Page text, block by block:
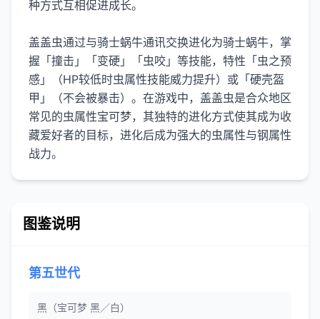
种方式互相促进成长。
盖盖虫通过与骑士蜗牛通讯交换进化为骑士蜗牛，掌
握「撞击」「变硬」「虫咬」等技能，特性「虫之预
感」（HP较低时虫属性技能威力提升）或「硬壳盔
甲」（不会被暴击）。在游戏中，盖盖虫是合众地区
常见的虫属性宝可梦，其独特的进化方式使其成为收
藏爱好者的目标，进化后成为强大的虫属性与钢属性
战力。
图鉴说明
第五世代
黑（宝可梦 黑／白）